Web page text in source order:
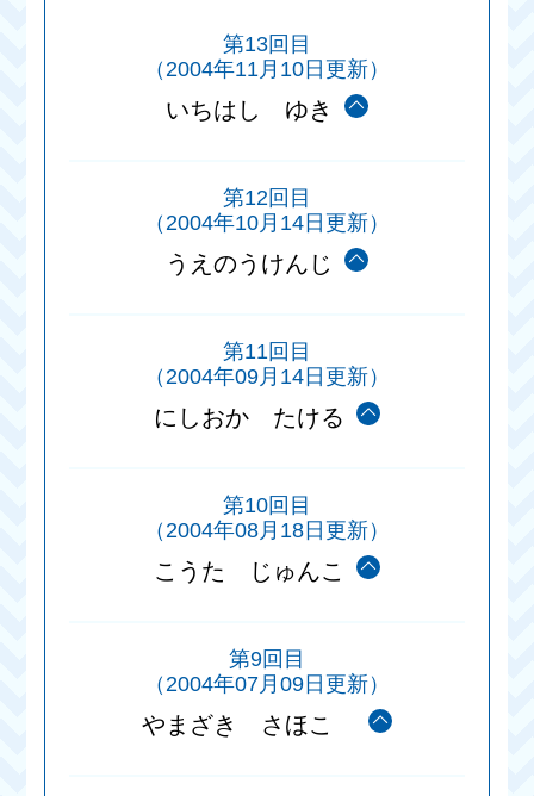
第13回目
（2004年11月10日更新）
いちはし ゆき
第12回目
（2004年10月14日更新）
うえのうけんじ
第11回目
（2004年09月14日更新）
にしおか たける
第10回目
（2004年08月18日更新）
こうた じゅんこ
第9回目
（2004年07月09日更新）
やまざき さほこ